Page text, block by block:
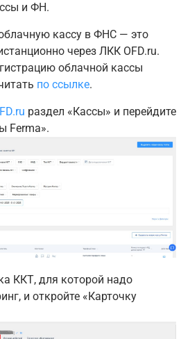
и ФН.
кассу в ФНС — это
через ЛКК OFD.ru.
облачной кассы
по ссылке.
раздел «Кассы» и перейдите
Ferma».
ККТ, для которой надо
и откройте «Карточку